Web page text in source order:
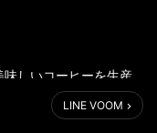
しいコーヒーを生産
ちかえって来ましたの
LINE VOOM